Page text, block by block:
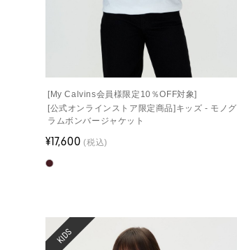
[My Calvins会員様限定10％OFF対象]
[公式オンラインストア限定商品]キッズ - モノグ
ラムボンバージャケット
¥17,600(税込)
KIDS